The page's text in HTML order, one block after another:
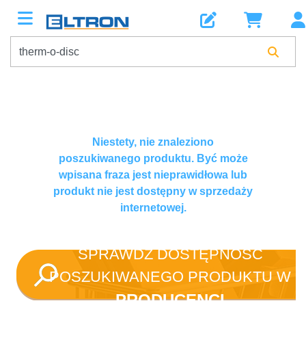
Niestety, nie znaleziono
poszukiwanego produktu. Być może
wpisana fraza jest nieprawidłowa lub
produkt nie jest dostępny w sprzedaży
internetowej.
SPRAWDŹ DOSTĘPNOŚĆ
POSZUKIWANEGO PRODUKTU W
PRODUCENCI